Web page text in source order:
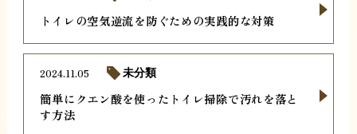
トイレの空気逆流を防ぐための実践的な対策
簡単にクエン酸を使ったトイレ掃除で汚れを落と
す方法
2024.11.05 未分類